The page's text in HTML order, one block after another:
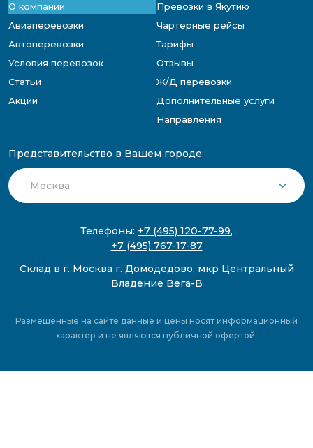
О компании
Превозки в Якутию
Авиаперевозки
Чартерные рейсы
Автоперевозки
Тарифы
Условия перевозок
Отзывы
Статьи
Ж/Д перевозки
Акции
Дополнительные услуги
Направления
Представительство в Вашем городе:
Телефоны: +7 (495) 120-77-99,
+7 (495) 767-17-87
Склад в г. Москва г. Домодедово, мкр Центральный
Владение Вега-В
Размещенные на сайте данные и цены носят информационный
характер и не являются публичной офертой.